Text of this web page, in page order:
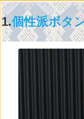
1.個性派ボタ